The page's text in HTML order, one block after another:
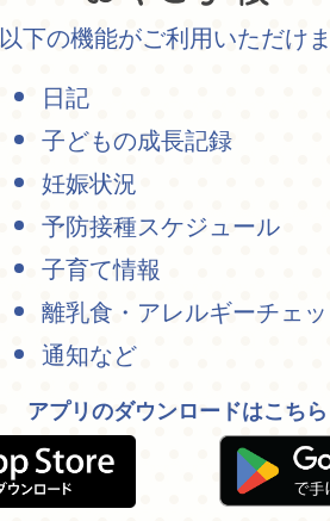
以下の機能がご利用いただけ
日記
子どもの成長記録
妊娠状況
予防接種スケジュール
子育て情報
離乳食・アレルギーチェ
通知など
アプリのダウンロードはこちら